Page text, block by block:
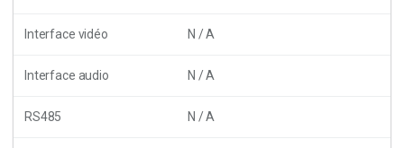
Interface vidéo N / A
Interface audio N / A
RS485 N / A